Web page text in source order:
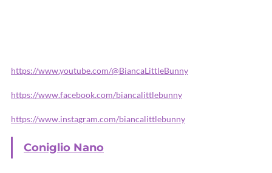
https://www.youtube.com/@BiancaLittleBunny
https://www.facebook.com/biancalittlebunny
https://www.instagram.com/biancalittlebunny
Coniglio Nano